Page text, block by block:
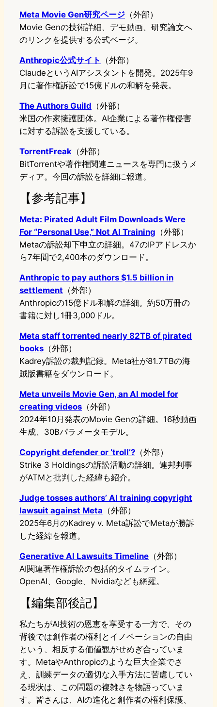
Meta Movie Gen研究ページ （外部）
Movie Genの技術詳細、デモ動画、研究論文へ
のリンクを提供する公式ページ。
Anthropic公式サイト
（外部）
ClaudeというAIアシスタントを開発。2025年9
月に著作権訴訟で15億ドルの和解を発表。
The Authors Guild （外部）
米国の作家擁護団体。AI企業による著作権侵害
に対する訴訟を支援している。
TorrentFreak （外部）
BitTorrentや著作権関連ニュースを専門に扱うメ
ディア。今回の訴訟を詳細に報道。
【参考記事】
Meta: Pirated Adult Film Downloads Were
For “Personal Use,” Not AI Training （外部）
Metaの訴訟却下申立の詳細。47のIPアドレスか
ら7年間で2,400本のダウンロード。
Anthropic to pay authors $1.5 billion in
settlement （外部）
Anthropicの15億ドル和解の詳細。約50万冊の
書籍に対し1冊3,000ドル。
Meta staff torrented nearly 82TB of pirated
books （外部）
Kadrey訴訟の裁判記録。Meta社が81.7TBの海
賊版書籍をダウンロード。
Meta unveils Movie Gen, an AI model for
creating videos （外部）
2024年10月発表のMovie Genの詳細。16秒動画
生成、30Bパラメータモデル。
Copyright defender or ‘troll’? （外部）
Strike 3 Holdingsの訴訟活動の詳細。連邦判事
がATMと批判した経緯も紹介。
Judge tosses authors’ AI training copyright
lawsuit against Meta （外部）
2025年6月のKadrey v. Meta訴訟でMetaが勝訴
した経緯を報道。
Generative AI Lawsuits Timeline （外部）
AI関連著作権訴訟の包括的タイムライン。
OpenAI、Google、Nvidiaなども網羅。
【編集部後記】
私たちがAI技術の恩恵を享受する一方で、その
背後では創作者の権利とイノベーションの自由
という、相反する価値観がせめぎ合っていま
す。MetaやAnthropicのような巨大企業でさ
え、訓練データの適切な入手方法に苦慮してい
る現状は、この問題の複雑さを物語っていま
す。皆さんは、AIの進化と創作者の権利保護、